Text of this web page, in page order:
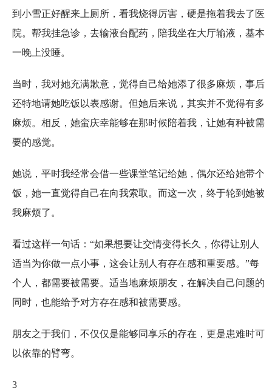
到小雪正好醒来上厕所，看我烧得厉害，硬是拖着我去了医
院。帮我挂急诊，去输液台配药，陪我坐在大厅输液，基本
一晚上没睡。
当时，我对她充满歉意，觉得自己给她添了很多麻烦，事后
还特地请她吃饭以表感谢。但她后来说，其实并不觉得有多
麻烦。相反，她蛮庆幸能够在那时候陪着我，让她有种被需
要的感觉。
她说，平时我经常会借一些课堂笔记给她，偶尔还给她带个
饭，她一直觉得自己在向我索取。而这一次，终于轮到她被
我麻烦了。
看过这样一句话：“如果想要让交情变得长久，你得让别人
适当为你做一点小事，这会让别人有存在感和重要感。”每
个人，都需要被需要。适当地麻烦朋友，在解决自己问题的
同时，也能给予对方存在感和被需要感。
朋友之于我们，不仅仅是能够同享乐的存在，更是患难时可
以依靠的臂弯。
3